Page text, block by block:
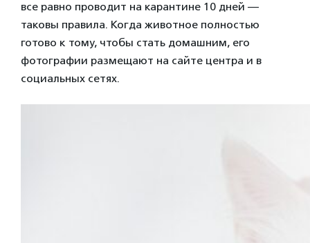
все равно проводит на карантине 10 дней —
таковы правила. Когда животное полностью
готово к тому, чтобы стать домашним, его
фотографии размещают на сайте центра и в
социальных сетях.